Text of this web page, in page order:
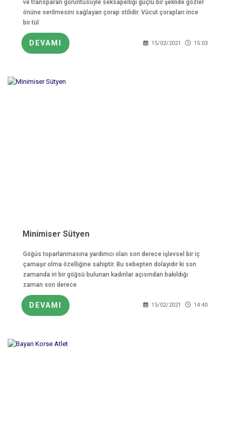
ve transparan görüntüsüyle seksapelliği güçlü bir şeklide gözler
önüne serilmesini sağlayan çorap stilidir. Vücut çorapları ince
bir tül
DEVAMI 15/02/2021 15:03
Minimiser Sütyen
Göğüs toparlanmasına yardımcı olan son derece işlevsel bir iç
çamaşır olma özelliğine sahiptir. Bu sebepten dolayıdır ki son
zamanda iri bir göğsü bulunan kadınlar açısından bakıldığı
zaman son derece
DEVAMI 15/02/2021 14:40